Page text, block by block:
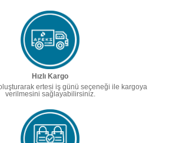
Hızlı Kargo
ertesi iş günü seçeneği ile kargoya
verilmesini sağlayabilirsiniz.